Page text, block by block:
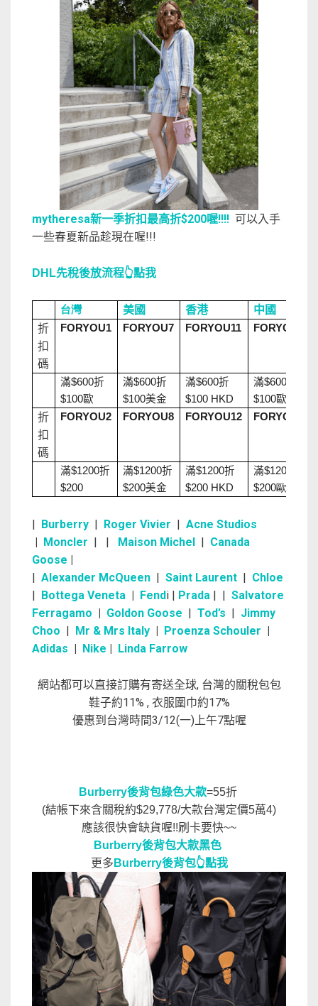
mytheresa新一季折扣最高折$200喔!!!! 可以入手
一些春夏新品趁現在喔!!!
DHL先稅後放流程👆點我
台灣 美國 香港
中國
折
扣
碼
FORYOU1 FORYOU7 FORYOU11 FORYOU1
滿$600折
$100歐
滿$600折
$100美金
滿$600折
$100 HKD
滿$600
$100歐
折
扣
碼
FORYOU2 FORYOU8 FORYOU12 FORYOU2
滿$1200折
$200
滿$1200折
$200美金
滿$1200折
$200 HKD
滿$1200
$200歐
| Burberry | Roger Vivier | Acne Studios
| Moncler | | Maison Michel | Canada
Goose |
| Alexander McQueen | Saint Laurent | Chloe
| Bottega Veneta | Fendi | Prada | | Salvatore
Ferragamo | Goldon Goose | Tod’s | Jimmy
Choo | Mr & Mrs Italy | Proenza Schouler |
Adidas | Nike | Linda Farrow
網站都可以直接訂購有寄送全球, 台灣的關稅包包
鞋子約11% , 衣服圍巾約17%
優惠到台灣時間3/12(一)上午7點喔
Burberry後背包綠色大款=55折
(結帳下來含關稅約$29,778/大款台灣定價5萬4)
應該很快會缺貨喔!!刷卡要快~~
Burberry後背包大款黑色
更多 Burberry後背包👆點我